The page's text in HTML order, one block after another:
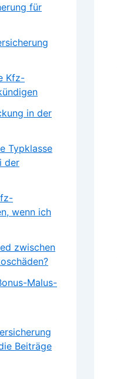
für
Kfz-
in der
Typklasse
der
wenn ich
zwischen
Malus-
Beiträge